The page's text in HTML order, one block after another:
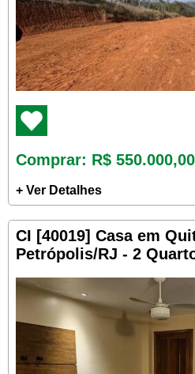
Comprar: R$ 550.000,00
+ Ver Detalhes
CI [40019] Casa em
Petrópolis/RJ - 2